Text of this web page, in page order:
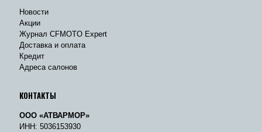
Новости
Акции
Журнал CFMOTO Expert
Доставка и оплата
Кредит
Адреса салонов
КОНТАКТЫ
ООО «АТВАРМОР»
ИНН: 5036153930